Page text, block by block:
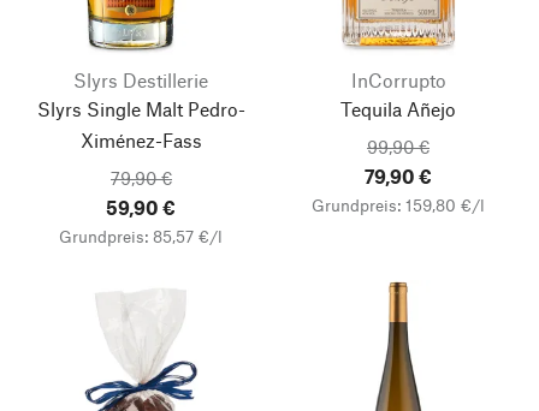
Slyrs Destillerie
Slyrs Single Malt Pedro-
Ximénez-Fass
79,90 €
59,90 €
Grundpreis: 85,57 €/l
InCorrupto
Tequila Añejo
99,90 €
79,90 €
Grundpreis: 159,80 €/l